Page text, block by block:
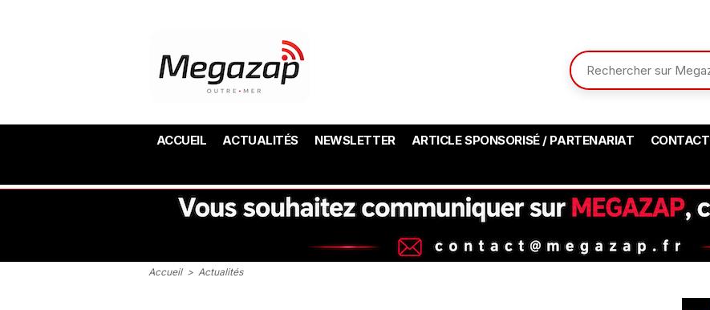
ACCUEIL ACTUALITÉS NEWSLETTER ARTICLE SPONSORISÉ / PARTENARIAT CONTACT
Accueil > Actualités